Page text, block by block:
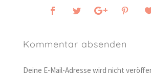
Kommentar absenden
Deine E-Mail-Adresse wird nicht